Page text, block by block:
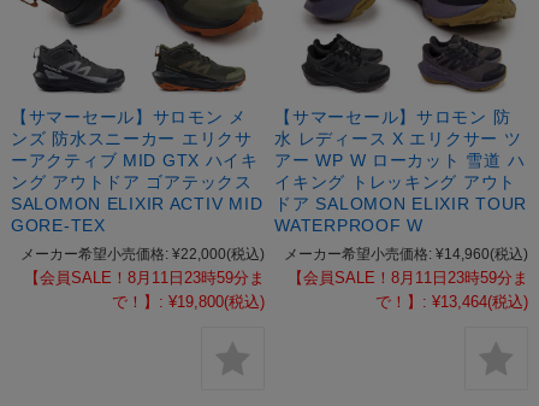
【サマーセール】サロモン メ
ンズ 防水スニーカー エリクサ
ーアクティブ MID GTX ハイキ
ング アウトドア ゴアテックス
SALOMON ELIXIR ACTIV MID
GORE-TEX
メーカー希望小売価格: ¥22,000(税込)
【会員SALE！8月11日23時59分ま
で！】: ¥19,800(税込)
【サマーセール】サロモン 防
水 レディース X エリクサー ツ
アー WP W ローカット 雪道 ハ
イキング トレッキング アウト
ドア SALOMON ELIXIR TOUR
WATERPROOF W
メーカー希望小売価格: ¥14,960(税込)
【会員SALE！8月11日23時59分ま
で！】: ¥13,464(税込)